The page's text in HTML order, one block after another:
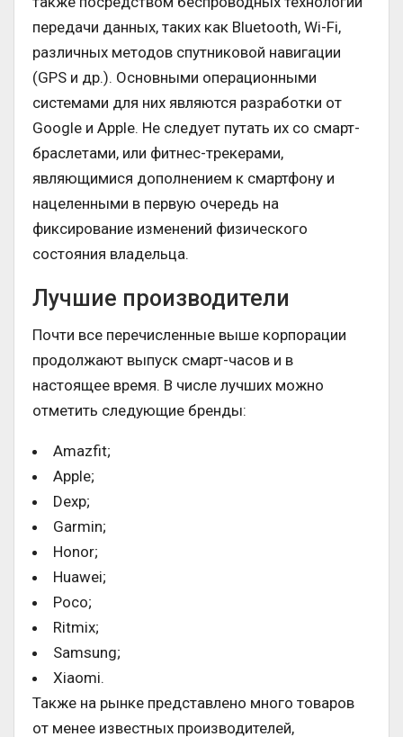
передачи данных, таких как Bluetooth, Wi-Fi,
различных методов спутниковой навигации
(GPS и др.). Основными операционными
системами для них являются разработки от
Google и Apple. Не следует путать их со смарт-
браслетами, или фитнес-трекерами,
являющимися дополнением к смартфону и
нацеленными в первую очередь на
фиксирование изменений физического
состояния владельца.
Лучшие производители
Почти все перечисленные выше корпорации
продолжают выпуск смарт-часов и в
настоящее время. В числе лучших можно
отметить следующие бренды:
Amazfit;
Apple;
Dexp;
Garmin;
Honor;
Huawei;
Poco;
Ritmix;
Samsung;
Xiaomi.
Также на рынке представлено много товаров
от менее известных производителей,